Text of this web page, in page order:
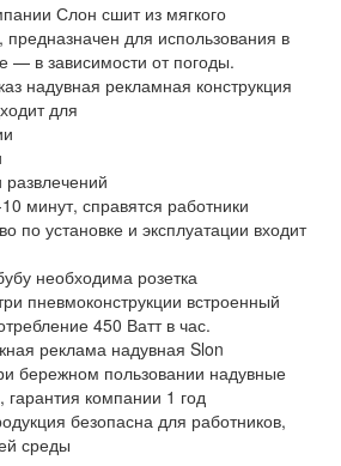
Слон сшит из мягкого
предназначен для использования в
— в зависимости от погоды.
надувная рекламная конструкция
для
развлечений
минут, справятся работники
по установке и эксплуатации входит
необходима розетка
пневмоконструкции встроенный
450 Ватт в час.
реклама надувная Slon
бережном пользовании надувные
гарантия компании 1 год
безопасна для работников,
среды